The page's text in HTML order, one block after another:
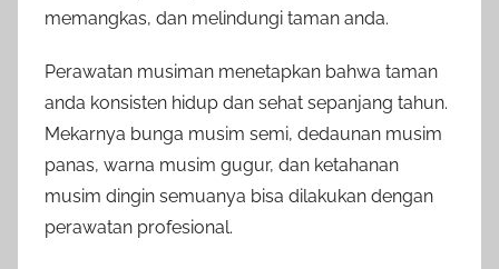
memangkas, dan melindungi taman anda.
Perawatan musiman menetapkan bahwa taman
anda konsisten hidup dan sehat sepanjang tahun.
Mekarnya bunga musim semi, dedaunan musim
panas, warna musim gugur, dan ketahanan
musim dingin semuanya bisa dilakukan dengan
perawatan profesional.